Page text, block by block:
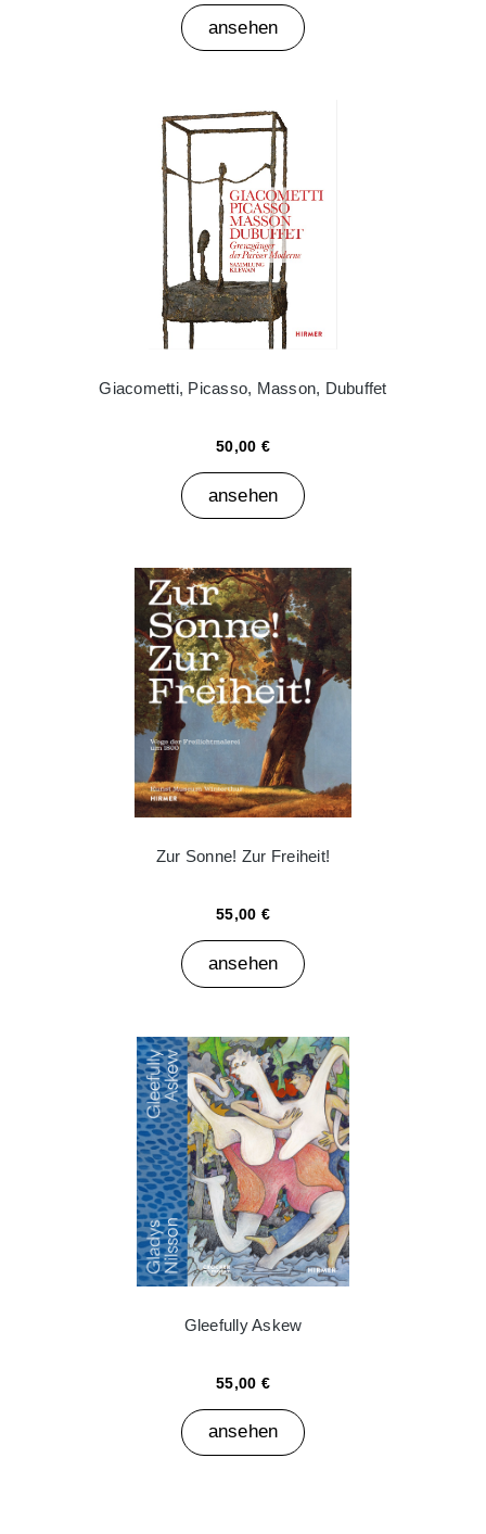
ansehen
Giacometti, Picasso, Masson, Dubuffet
50,00 €
ansehen
Zur Sonne! Zur Freiheit!
55,00 €
ansehen
Gleefully Askew
55,00 €
ansehen